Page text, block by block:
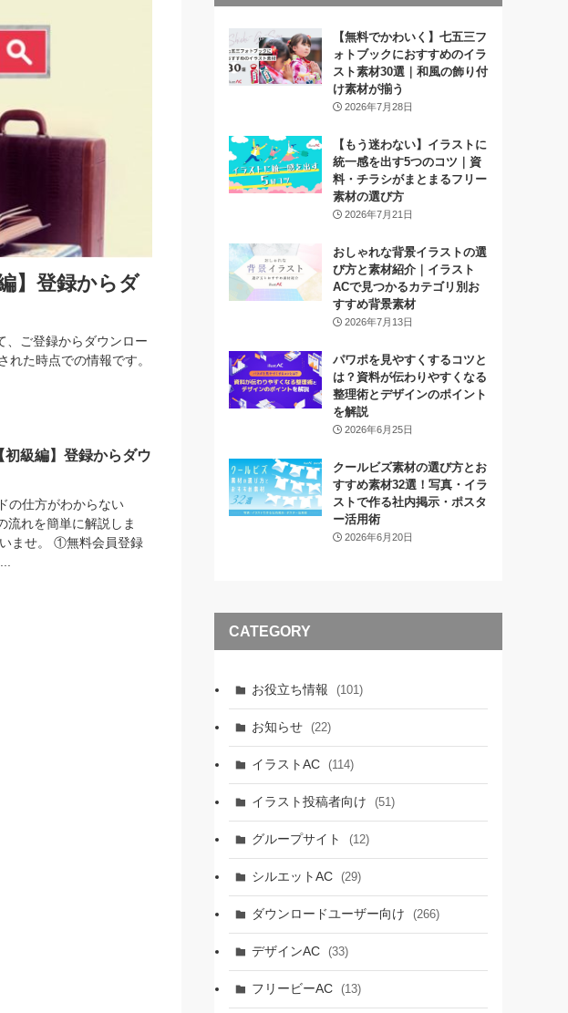
】登録からダ
、ご登録からダウンロー
た時点での情報です。
級編】登録からダウ
の仕方がわからない
流れを簡単に解説しま
ませ。 ①無料会員登録
【無料でかわいく】七五三フ
ォトブックにおすすめのイラ
スト素材30選｜和風の飾り付
け素材が揃う
2026年7月28日
【もう迷わない】イラストに
統一感を出す5つのコツ｜資
料・チラシがまとまるフリー
素材の選び方
2026年7月21日
おしゃれな背景イラストの選
び方と素材紹介｜イラスト
ACで見つかるカテゴリ別お
すすめ背景素材
2026年7月13日
パワポを見やすくするコツと
は？資料が伝わりやすくなる
整理術とデザインのポイント
を解説
2026年6月25日
クールビズ素材の選び方とお
すすめ素材32選！写真・イラ
ストで作る社内掲示・ポスタ
ー活用術
2026年6月20日
CATEGORY
お役立ち情報 (101)
お知らせ (22)
イラストAC (114)
イラスト投稿者向け (51)
グループサイト (12)
シルエットAC (29)
ダウンロードユーザー向け (266)
デザインAC (33)
フリービーAC (13)